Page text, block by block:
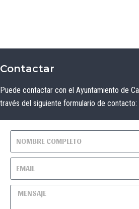
Contactar
Puede contactar con el Ayuntamiento de
través del siguiente formulario de contacto: